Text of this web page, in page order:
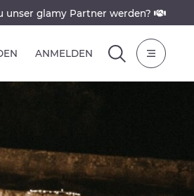
unser glamy Partner werden?
ANMELDEN